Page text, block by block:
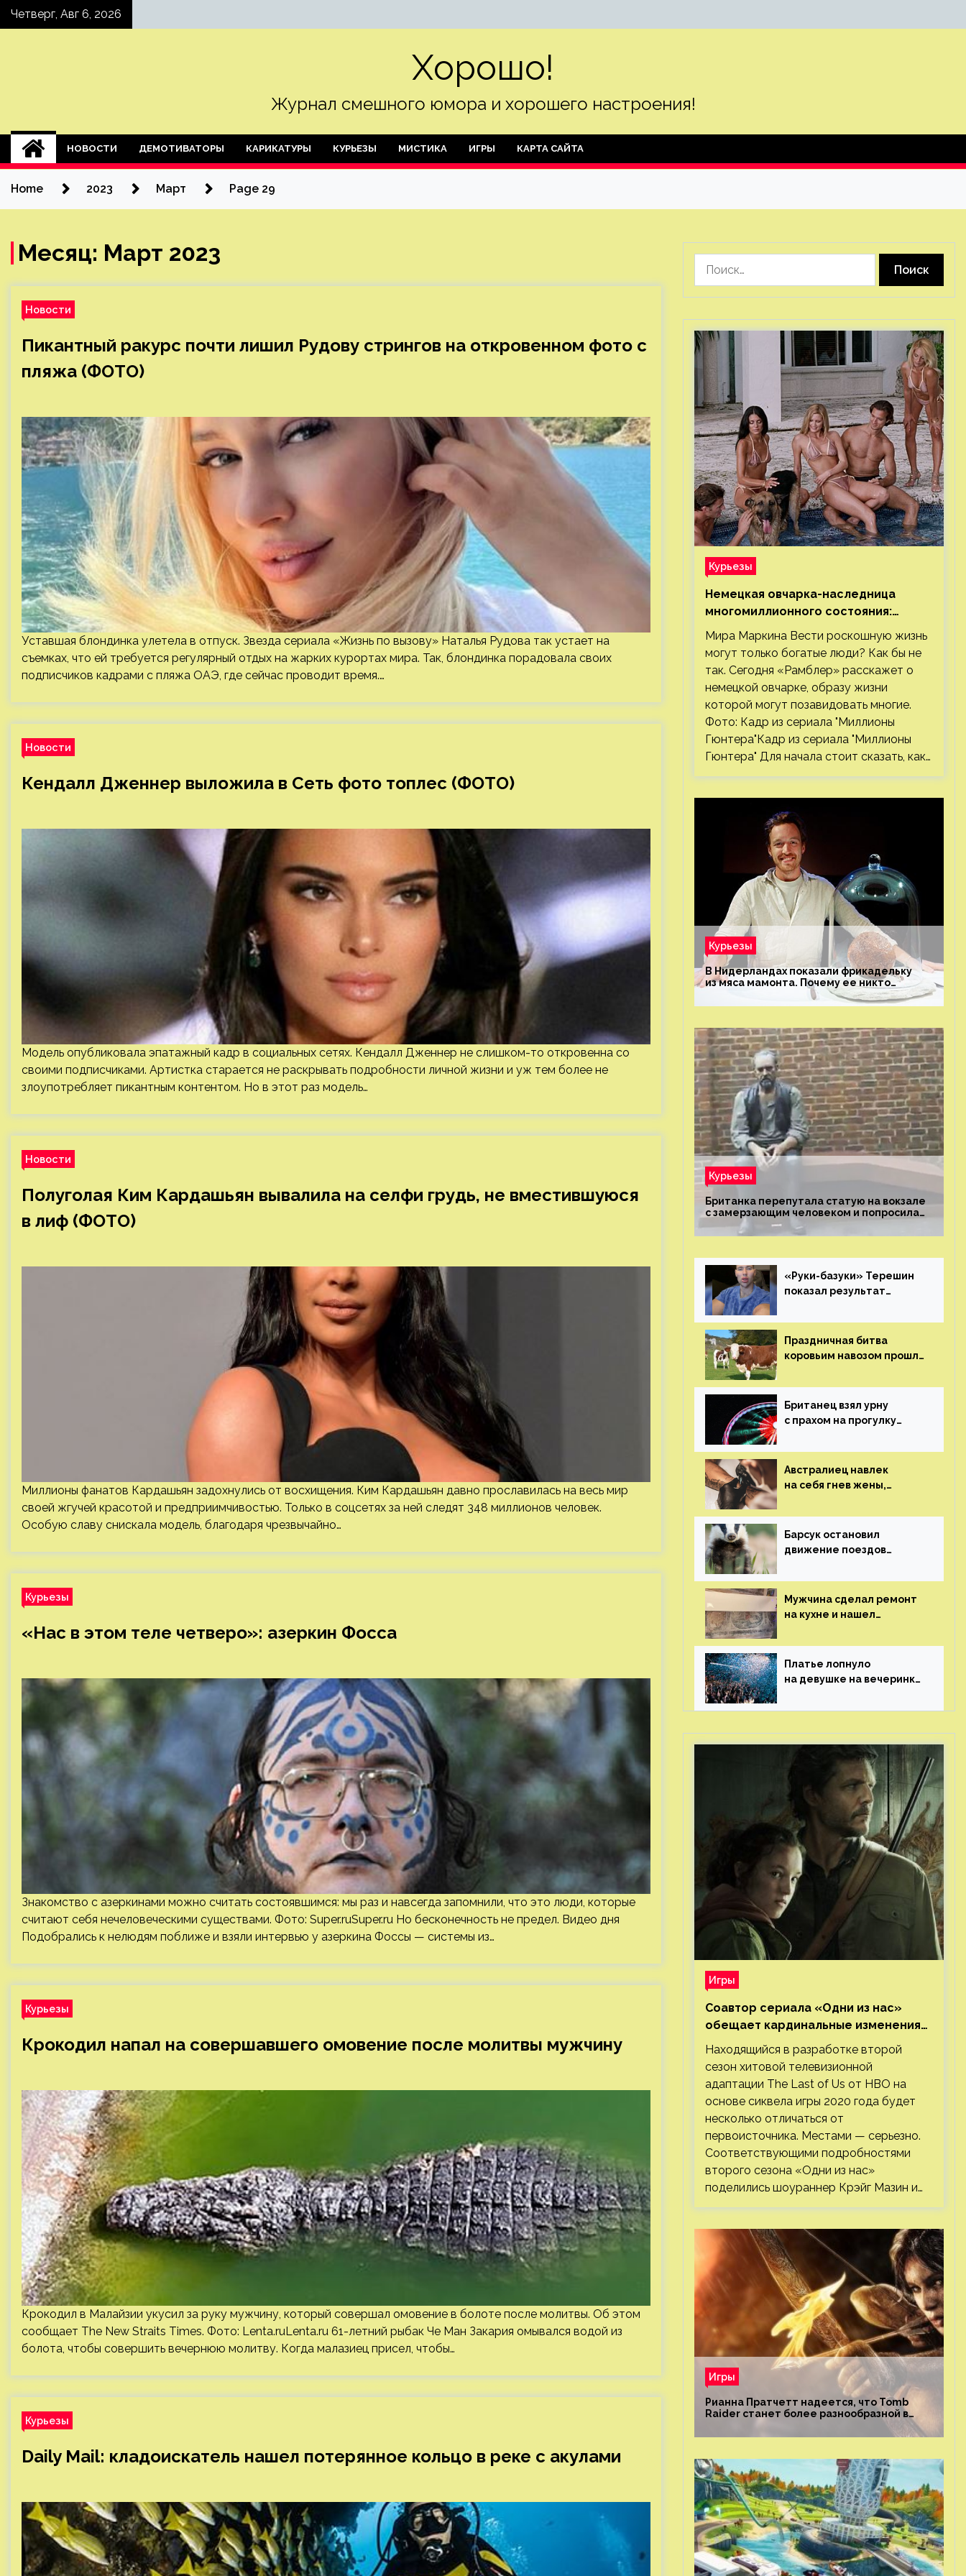
SkipЧетверг, Авг 6, 2026
Хорошо!
Журнал смешного юмора и хорошего настроения!
НОВОСТИ ДЕМОТИВАТОРЫ КАРИКАТУРЫ КУРЬЕЗЫ МИСТИКА ИГРЫ КАРТА САЙТА
Home 2023 Март Page 29
Месяц: Март 2023
Новости
Пикантный ракурс почти лишил Рудову стрингов на откровенном фото с
пляжа (ФОТО)
Уставшая блондинка улетела в отпуск. Звезда сериала «Жизнь по вызову» Наталья Рудова так устает на
съемках, что ей требуется регулярный отдых на жарких курортах мира. Так, блондинка порадовала своих
подписчиков кадрами с пляжа ОАЭ, где сейчас проводит время.…
Новости
Кендалл Дженнер выложила в Сеть фото топлес (ФОТО)
Модель опубликовала эпатажный кадр в социальных сетях. Кендалл Дженнер не слишком-то откровенна со
своими подписчиками. Артистка старается не раскрывать подробности личной жизни и уж тем более не
злоупотребляет пикантным контентом. Но в этот раз модель…
Новости
Полуголая Ким Кардашьян вывалила на селфи грудь, не вместившуюся
в лиф (ФОТО)
Миллионы фанатов Кардашьян задохнулись от восхищения. Ким Кардашьян давно прославилась на весь мир
своей жгучей красотой и предприимчивостью. Только в соцсетях за ней следят 348 миллионов человек.
Особую славу снискала модель, благодаря чрезвычайно…
Курьезы
«Нас в этом теле четверо»: азеркин Фосса
Знакомство с азеркинами можно считать состоявшимся: мы раз и навсегда запомнили, что это люди, которые
считают себя нечеловеческими существами. Фото: Super.ruSuper.ru Но бесконечность не предел. Видео дня
Подобрались к нелюдям поближе и взяли интервью у азеркина Фоссы — системы из…
Курьезы
Крокодил напал на совершавшего омовение после молитвы мужчину
Крокодил в Малайзии укусил за руку мужчину, который совершал омовение в болоте после молитвы. Об этом
сообщает The New Straits Times. Фото: Lenta.ruLenta.ru 61-летний рыбак Че Ман Закария омывался водой из
болота, чтобы совершить вечернюю молитву. Когда малазиец присел, чтобы…
Курьезы
Daily Mail: кладоискатель нашел потерянное кольцо в реке с акулами
Курьезы
Немецкая овчарка-наследница
многомиллионного состояния:
правда или миф
Мира Маркина Вести роскошную жизнь
могут только богатые люди? Как бы не
так. Сегодня «Рамблер» расскажет о
немецкой овчарке, образу жизни
которой могут позавидовать многие.
Фото: Кадр из сериала "Миллионы
Гюнтера"Кадр из сериала "Миллионы
Гюнтера" Для начала стоит сказать, как…
Курьезы
В Нидерландах показали фрикадельку
из мяса мамонта. Почему ее никто
Курьезы
Британка перепутала статую на вокзале
с замерзающим человеком и попросила
о помощи
«Руки-базуки» Терешин
показал результат
Праздничная битва
коровьим навозом прошла
Британец взял урну
с прахом на прогулку
Австралиец навлек
на себя гнев жены,
с ее неудачной
фотографией
Барсук остановил
движение поездов
Мужчина сделал ремонт
на кухне и нашел
возрастом 400 лет
Платье лопнуло
на девушке на вечеринке
Игры
Соавтор сериала «Одни из нас»
обещает кардинальные изменения
во втором сезоне
Находящийся в разработке второй
сезон хитовой телевизионной
адаптации The Last of Us от HBO на
основе сиквела игры 2020 года будет
несколько отличаться от
первоисточника. Местами — серьезно.
Соответствующими подробностями
второго сезона «Одни из нас»
поделились шоураннер Крэйг Мазин и…
Игры
Рианна Пратчетт надеется, что Tomb
Raider станет более разнообразной в
плане репрезентации